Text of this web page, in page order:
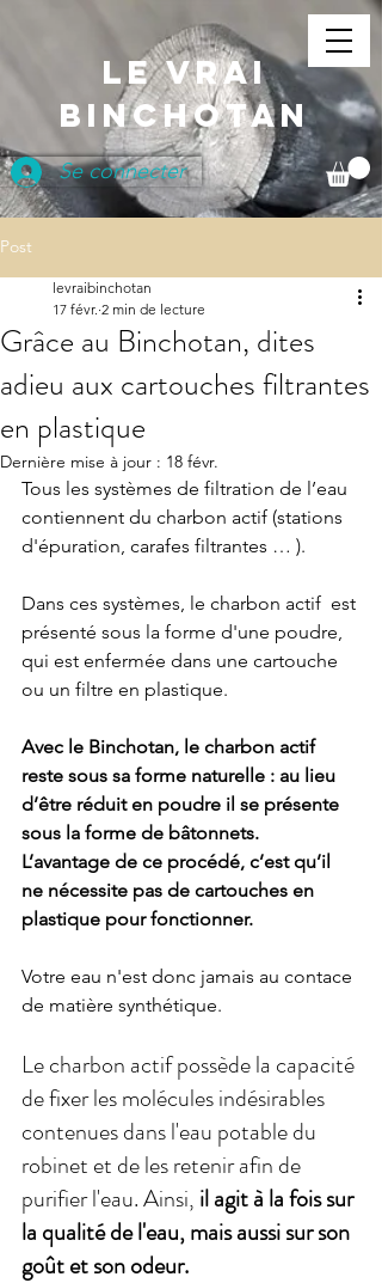
Se connecter
LE VRAI
BINCHOTAN
Post
Grâce au Binchotan, dites
adieu aux cartouches filtrantes
en plastique
levraibinchotan
17 févr. 2 min de lecture
Dernière mise à jour : 18 févr.
Tous les systèmes de filtration de l’eau
contiennent du charbon actif (stations
d'épuration, carafes filtrantes … ).
Dans ces systèmes, le charbon actif  est
présenté sous la forme d'une poudre,
qui est enfermée dans une cartouche
ou un filtre en plastique.
Avec le Binchotan, le charbon actif
reste sous sa forme naturelle : au lieu
d’être réduit en poudre il se présente
sous la forme de bâtonnets.
L’avantage de ce procédé, c’est qu’il
ne nécessite pas de cartouches en
plastique pour fonctionner.
Votre eau n'est donc jamais au contace
de matière synthétique.
Le charbon actif possède la capacité
de fixer les molécules indésirables
contenues dans l'eau potable du
robinet et de les retenir afin de
purifier l'eau. Ainsi, il agit à la fois sur
la qualité de l'eau, mais aussi sur son
goût et son odeur.